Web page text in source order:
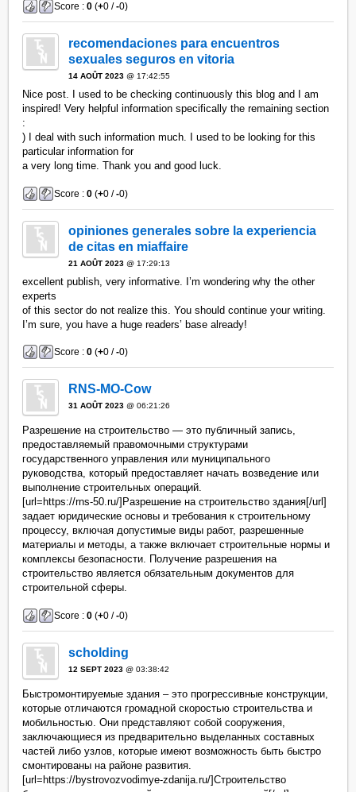
Score :0 (+0 /-0)
recomendaciones para encuentros
sexuales seguros en vitoria
14 AOÛT 2023 @ 17:42:55
Nice post. I used to be checking continuously this blog and I am
inspired! Very helpful information specifically the remaining section
:
) I deal with such information much. I used to be looking for this
particular information for
a very long time. Thank you and good luck.
Score :0 (+0 /-0)
opiniones generales sobre la experiencia
de citas en miaffaire
21 AOÛT 2023 @ 17:29:13
excellent publish, very informative. I’m wondering why the other
experts
of this sector do not realize this. You should continue your writing.
I’m sure, you have a huge readers’ base already!
Score :0 (+0 /-0)
RNS-MO-Cow
31 AOÛT 2023 @ 06:21:26
Разрешение на строительство — это публичный запись,
предоставляемый правомочными структурами
государственного управления или муниципального
руководства, который предоставляет начать возведение или
выполнение строительных операций.
[url=https://rns-50.ru/]Разрешение на строительство здания[/url]
задает юридические основы и требования к строительному
процессу, включая допустимые виды работ, разрешенные
материалы и методы, а также включает строительные нормы и
комплексы безопасности. Получение разрешения на
строительство является обязательным документов для
строительной сферы.
Score :0 (+0 /-0)
scholding
12 SEPT 2023 @ 03:38:42
Быстромонтируемые здания – это прогрессивные конструкции,
которые отличаются громадной скоростью строительства и
мобильностью. Они представляют собой сооружения,
заключающиеся из предварительно выделанных составных
частей либо узлов, которые имеют возможность быть быстро
смонтированы на районе развития.
[url=https://bystrovozvodimye-zdanija.ru/]Строительство